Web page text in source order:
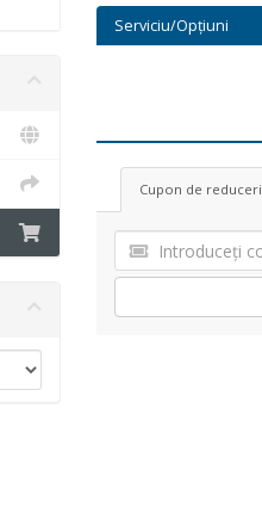
Serviciu/Opțiuni
Cupon de reduceri